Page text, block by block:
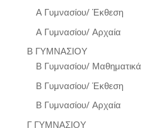
Α Γυμνασίου/ Έκθεση
Α Γυμνασίου/ Αρχαία
Β ΓΥΜΝΑΣΙΟΥ
Β Γυμνασίου/ Μαθηματικά
Β Γυμνασίου/ Έκθεση
Β Γυμνασίου/ Αρχαία
Γ ΓΥΜΝΑΣΙΟΥ